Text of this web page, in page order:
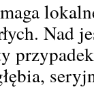
Nad